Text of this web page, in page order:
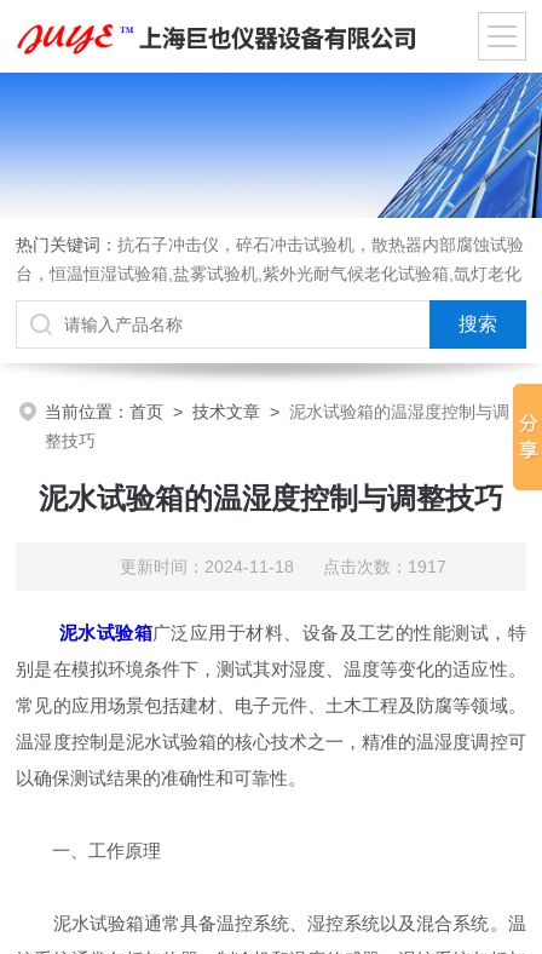
热门关键词：抗石子冲击仪，碎石冲击试验机，散热器内部腐蚀试验
台，恒温恒湿试验箱,盐雾试验机,紫外光耐气候老化试验箱,氙灯老化
试验箱，沙尘试验箱，淋雨试验箱，汽车内饰材料燃烧试验机
当前位置：首页 >技术文章 >泥水试验箱的温湿度控制与调
整技巧
泥水试验箱的温湿度控制与调整技巧
更新时间：2024-11-18 点击次数：1917
泥水试验箱广泛应用于材料、设备及工艺的性能测试，特
别是在模拟环境条件下，测试其对湿度、温度等变化的适应性。
常见的应用场景包括建材、电子元件、土木工程及防腐等领域。
温湿度控制是泥水试验箱的核心技术之一，精准的温湿度调控可
以确保测试结果的准确性和可靠性。
一、工作原理
泥水试验箱通常具备温控系统、湿控系统以及混合系统。温